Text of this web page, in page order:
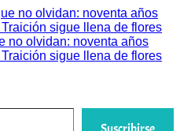
no olvidan: noventa años
sigue llena de flores
no olvidan: noventa años
sigue llena de flores